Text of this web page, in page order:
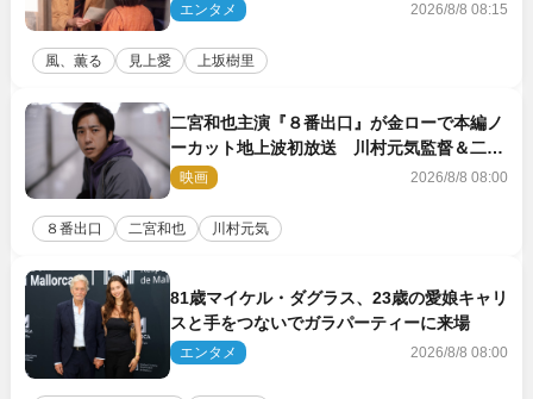
エンタメ 2026/8/8 08:15
風、薫る 見上愛 上坂樹里
二宮和也主演『８番出口』が金ローで本編ノ
ーカット地上波初放送 川村元気監督＆二宮
コメント到着
映画 2026/8/8 08:00
８番出口 二宮和也 川村元気
81歳マイケル・ダグラス、23歳の愛娘キャリ
スと手をつないでガラパーティーに来場
エンタメ 2026/8/8 08:00